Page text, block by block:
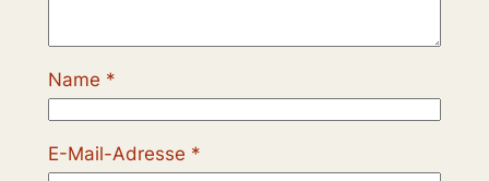
Name *
E-Mail-Adresse *